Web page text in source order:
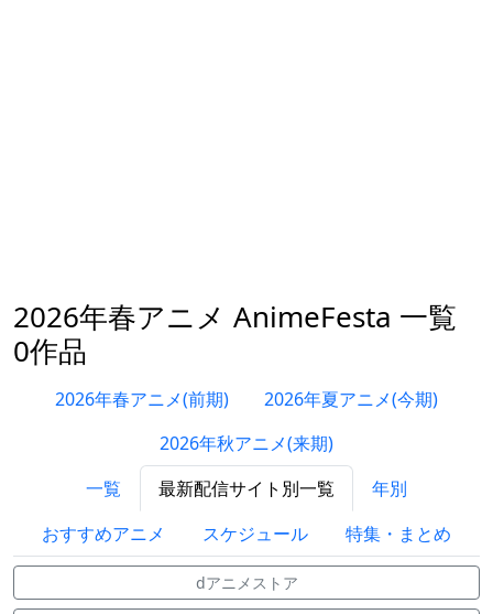
2026年春アニメ AnimeFesta 一覧
0作品
2026年春アニメ(前期)
2026年夏アニメ(今期)
2026年秋アニメ(来期)
一覧
最新配信サイト別一覧
年別
おすすめアニメ
スケジュール 特集・まとめ
dアニメストア